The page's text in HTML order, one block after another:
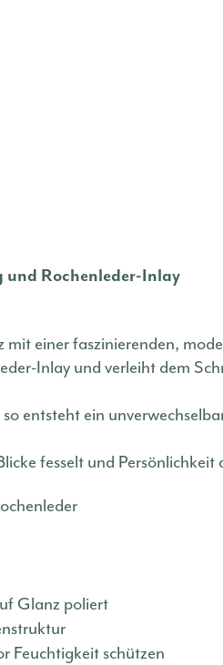
Rochenleder-Inlay
mit einer faszinierenden,
Inlay und verleiht dem
entsteht ein
fesselt und Persönlichkeit
Glanz poliert
Feuchtigkeit schützen